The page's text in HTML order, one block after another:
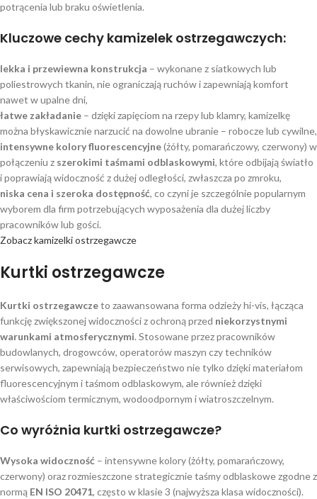
potrącenia lub braku oświetlenia.
Kluczowe cechy kamizelek ostrzegawczych:
lekka i przewiewna konstrukcja – wykonane z siatkowych lub
poliestrowych tkanin, nie ograniczają ruchów i zapewniają komfort
nawet w upalne dni,
łatwe zakładanie – dzięki zapięciom na rzepy lub klamry, kamizelkę
można błyskawicznie narzucić na dowolne ubranie – robocze lub cywilne,
intensywne kolory fluorescencyjne(żółty, pomarańczowy, czerwony) w
połączeniu z szerokimi taśmami odblaskowymi, które odbijają światło
i poprawiają widoczność z dużej odległości, zwłaszcza po zmroku,
niska cena i szeroka dostępność, co czyni je szczególnie popularnym
wyborem dla firm potrzebujących wyposażenia dla dużej liczby
pracowników lub gości.
Zobacz kamizelki ostrzegawcze
Kurtki ostrzegawcze
Kurtki ostrzegawczeto zaawansowana forma odzieży hi-vis, łącząca
funkcję zwiększonej widoczności z ochroną przed niekorzystnymi
warunkami atmosferycznymi. Stosowane przez pracowników
budowlanych, drogowców, operatorów maszyn czy techników
serwisowych, zapewniają bezpieczeństwo nie tylko dzięki materiałom
fluorescencyjnym i taśmom odblaskowym, ale również dzięki
właściwościom termicznym, wodoodpornym i wiatroszczelnym.
Co wyróżnia kurtki ostrzegawcze?
Wysoka widoczność – intensywne kolory (żółty, pomarańczowy,
czerwony) oraz rozmieszczone strategicznie taśmy odblaskowe zgodne z
normą EN ISO 20471, często w klasie 3 (najwyższa klasa widoczności).